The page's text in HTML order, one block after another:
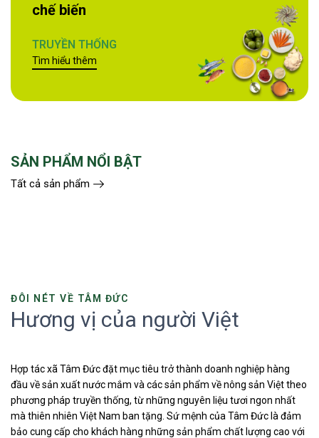
chế biến
TRUYỀN THỐNG
Tìm hiểu thêm
SẢN PHẨM NỔI BẬT
Tất cả sản phẩm
ĐÔI NÉT VỀ TÂM ĐỨC
Hương vị của người Việt
Hợp tác xã Tâm Đức đặt mục tiêu trở thành doanh nghiệp hàng
đầu về sản xuất nước mắm và các sản phẩm về nông sản Việt theo
phương pháp truyền thống, từ những nguyên liệu tươi ngon nhất
mà thiên nhiên Việt Nam ban tặng. Sứ mệnh của Tâm Đức là đảm
bảo cung cấp cho khách hàng những sản phẩm chất lượng cao với